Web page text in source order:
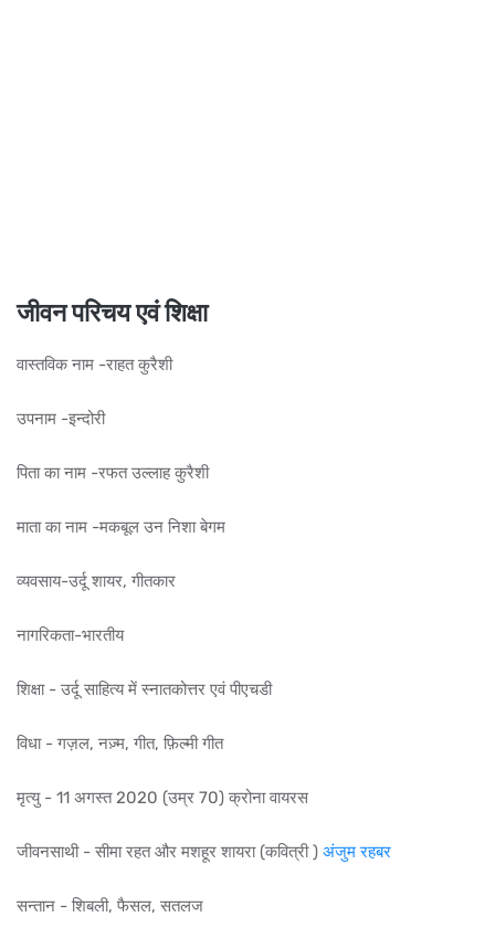
जीवन परिचय एवं शिक्षा
वास्तविक नाम -राहत कुरैशी
उपनाम -इन्दोरी
पिता का नाम -रफत उल्लाह कुरैशी
माता का नाम -मकबूल उन निशा बेगम
व्यवसाय-उर्दू शायर, गीतकार
नागरिकता-भारतीय
शिक्षा - उर्दू साहित्य में स्नातकोत्तर एवं पीएचडी
विधा - गज़ल, नज़्म, गीत, फ़िल्मी गीत
मृत्यु - 11 अगस्त 2020 (उम्र 70) क्रोना वायरस
जीवनसाथी - सीमा रहत और मशहूर शायरा (कवित्री ) अंजुम रहबर
सन्तान - शिबली, फैसल, सतलज